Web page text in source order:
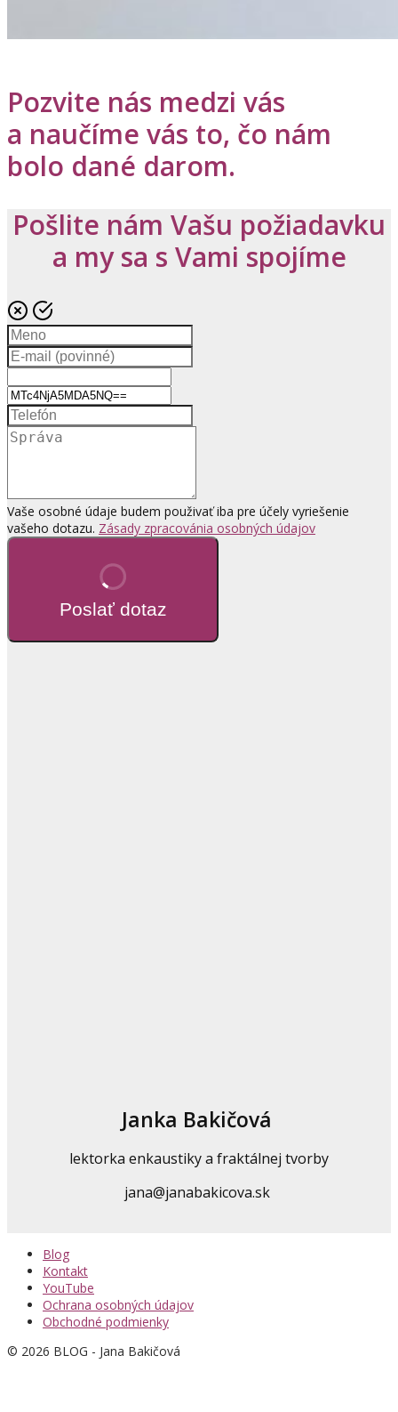
Pozvite nás medzi vás
a naučíme vás to, čo nám
bolo dané darom.
Pošlite nám Vašu požiadavku
a my sa s Vami spojíme
Vaše osobné údaje budem použivať iba pre účely vyriešenie
vašeho dotazu. Zásady zpracovánia osobných údajov
Poslať dotaz
Janka Bakičová
lektorka enkaustiky a fraktálnej tvorby
jana@janabakicova.sk
Blog
Kontakt
YouTube
Ochrana osobných údajov
Obchodné podmienky
© 2026 BLOG - Jana Bakičová